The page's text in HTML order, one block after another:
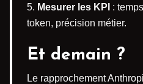
Mesurer les KPI :
token, précision métier.
Et demain ?
Le rapprochement